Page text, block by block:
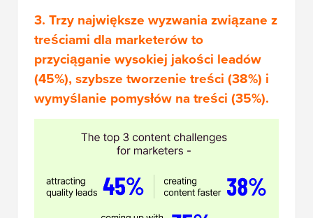
3. Trzy największe wyzwania związane z
treściami dla marketerów to
przyciąganie wysokiej jakości leadów
(45%), szybsze tworzenie treści (38%) i
wymyślanie pomysłów na treści (35%).